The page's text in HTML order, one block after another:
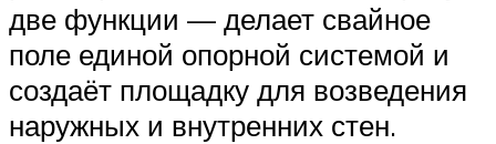
две функции — делает свайное
поле единой опорной системой и
создаёт площадку для возведения
наружных и внутренних стен.